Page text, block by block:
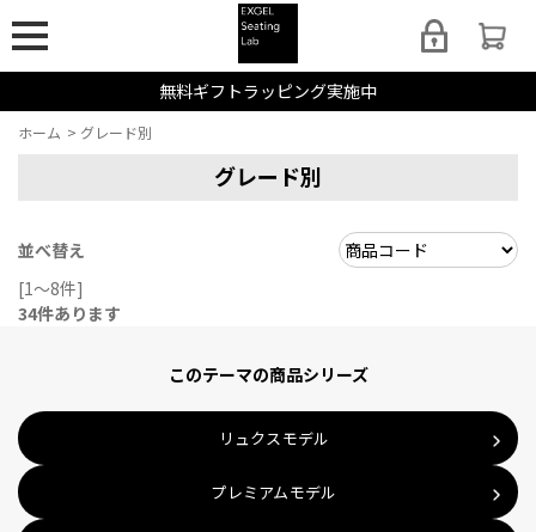
無料ギフトラッピング実施中
グレード別
並べ替え
[1～8件]
34件あります
このテーマの商品シリーズ
リュクスモデル
プレミアムモデル
ホーム > グレード別